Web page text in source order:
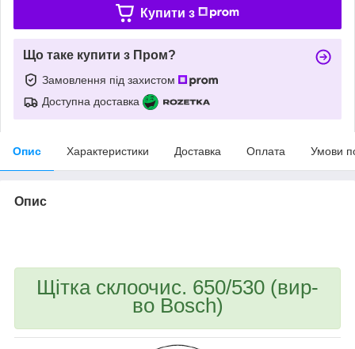
Купити з
Що таке купити з Пром?
Замовлення під захистом
Доступна доставка
Опис Характеристики Доставка Оплата Умови
Опис
Щітка склоочис. 650/530 (вир-
во Bosch)